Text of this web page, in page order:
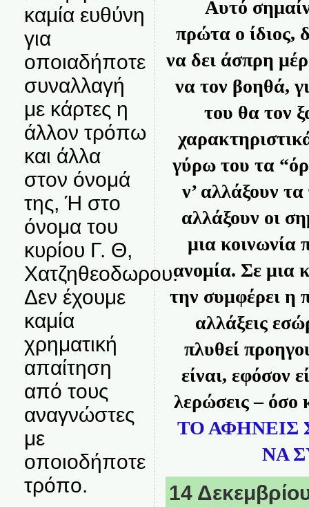
καμία ευθύνη
για
οποιαδήποτε
συναλλαγή
με κάρτες η
άλλον τρόπω
και άλλα
στον όνομά
της, Ή στο
όνομα του
κυρίου Γ. Θ,
Χατζηθεοδωρου.
Δεν έχουμε
καμία
χρηματική
απαίτηση
από τους
αναγνώστες
με
οποιοδήποτε
τρόπο.
Αυτό
πρώτα ο ίδιος,
να δει άσπρη
να τον βοηθά,
του θα τον
γύρω του τα
ν’ αλλάξουν
αλλάξουν οι
μια κοινωνία
ανομία. Σε μια
την συμφέρει η
αλλάξεις
πλυθεί
είναι, εφόσον
λερώσεις– όσο
ΤΟ ΑΦΗΝΕΙΣ
ΝΑ
14